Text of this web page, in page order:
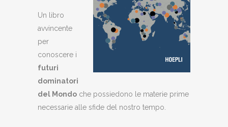
Un libro
avvincente
per
conoscere i
futuri
dominatori
del Mondo che possiedono le materie prime
necessarie alle sfide del nostro tempo.